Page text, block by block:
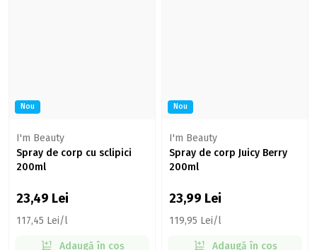
Nou
I'm Beauty
Spray de corp cu sclipici
200ml
23,49 Lei
117,45 Lei/l
Adaugă în coș
Nou
I'm Beauty
Spray de corp Juicy Berry
200ml
23,99 Lei
119,95 Lei/l
Adaugă în coș